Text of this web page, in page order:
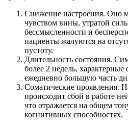
Снижение настроения. Оно
чувством вины, утратой
бессмысленности и
пациенты жалуются на
пустоту.
Длительность состояния.
более 2 недель,
ежедневно большую часть
Соматические проявления.
происходит сбой в работе
что отражается на общем
когнитивных способностях.